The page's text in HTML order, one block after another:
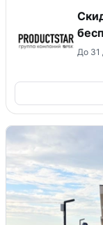
До 31